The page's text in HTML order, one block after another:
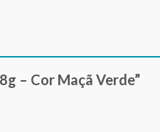
– Cor Maçã Verde”